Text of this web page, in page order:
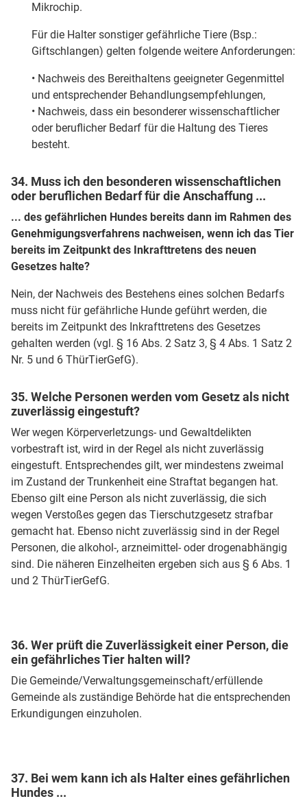
Mikrochip.
Für die Halter sonstiger gefährliche Tiere (Bsp.:
Giftschlangen) gelten folgende weitere Anforderungen:
• Nachweis des Bereithaltens geeigneter Gegenmittel
und entsprechender Behandlungsempfehlungen,
• Nachweis, dass ein besonderer wissenschaftlicher
oder beruflicher Bedarf für die Haltung des Tieres
besteht.
34. Muss ich den besonderen wissenschaftlichen
oder beruflichen Bedarf für die Anschaffung ...
... des gefährlichen Hundes bereits dann im Rahmen des
Genehmigungsverfahrens nachweisen, wenn ich das Tier
bereits im Zeitpunkt des Inkrafttretens des neuen
Gesetzes halte?
Nein, der Nachweis des Bestehens eines solchen Bedarfs
muss nicht für gefährliche Hunde geführt werden, die
bereits im Zeitpunkt des Inkrafttretens des Gesetzes
gehalten werden (vgl. § 16 Abs. 2 Satz 3, § 4 Abs. 1 Satz 2
Nr. 5 und 6 ThürTierGefG).
35. Welche Personen werden vom Gesetz als nicht
zuverlässig eingestuft?
Wer wegen Körperverletzungs- und Gewaltdelikten
vorbestraft ist, wird in der Regel als nicht zuverlässig
eingestuft. Entsprechendes gilt, wer mindestens zweimal
im Zustand der Trunkenheit eine Straftat begangen hat.
Ebenso gilt eine Person als nicht zuverlässig, die sich
wegen Verstoßes gegen das Tierschutzgesetz strafbar
gemacht hat. Ebenso nicht zuverlässig sind in der Regel
Personen, die alkohol-, arzneimittel- oder drogenabhängig
sind. Die näheren Einzelheiten ergeben sich aus § 6 Abs. 1
und 2 ThürTierGefG.
36. Wer prüft die Zuverlässigkeit einer Person, die
ein gefährliches Tier halten will?
Die Gemeinde/Verwaltungsgemeinschaft/erfüllende
Gemeinde als zuständige Behörde hat die entsprechenden
Erkundigungen einzuholen.
37. Bei wem kann ich als Halter eines gefährlichen
Hundes ...